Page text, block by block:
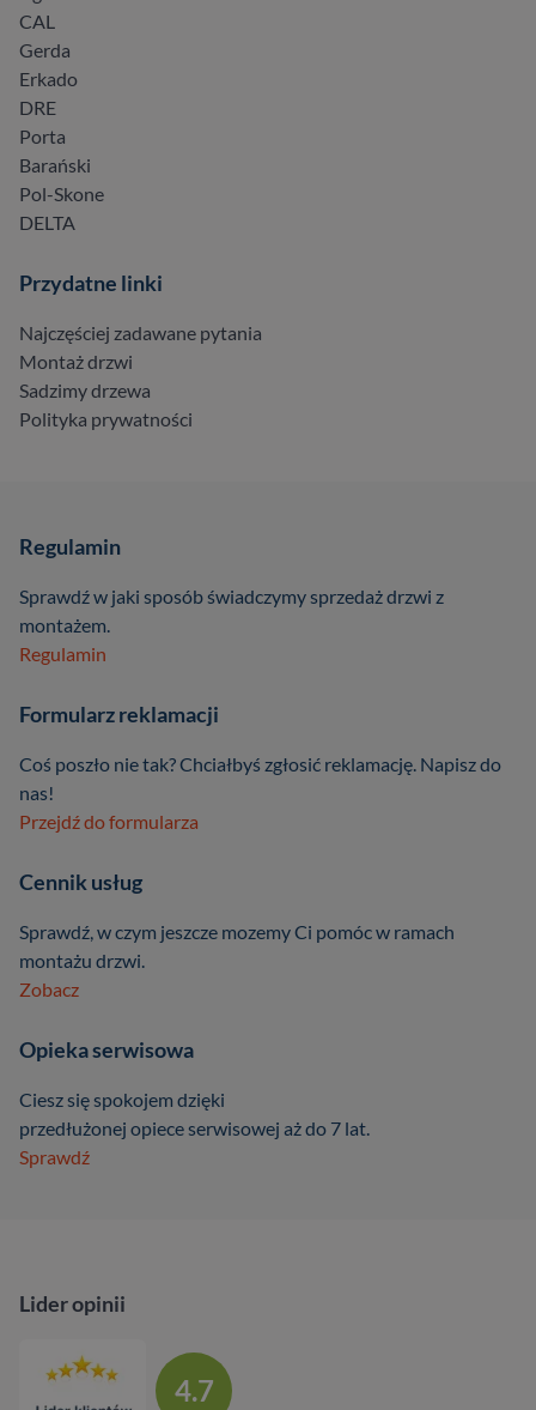
CAL
Gerda
Erkado
DRE
Porta
Barański
Pol-Skone
DELTA
Przydatne linki
Najczęściej zadawane pytania
Montaż drzwi
Sadzimy drzewa
Polityka prywatności
Regulamin
Sprawdź w jaki sposób świadczymy sprzedaż drzwi z
montażem.
Regulamin
Formularz reklamacji
Coś poszło nie tak? Chciałbyś zgłosić reklamację. Napisz do
nas!
Przejdź do formularza
Cennik usług
Sprawdź, w czym jeszcze mozemy Ci pomóc w ramach
montażu drzwi.
Zobacz
Opieka serwisowa
Ciesz się spokojem dzięki
przedłużonej opiece serwisowej aż do 7 lat.
Sprawdź
Lider opinii
4.7